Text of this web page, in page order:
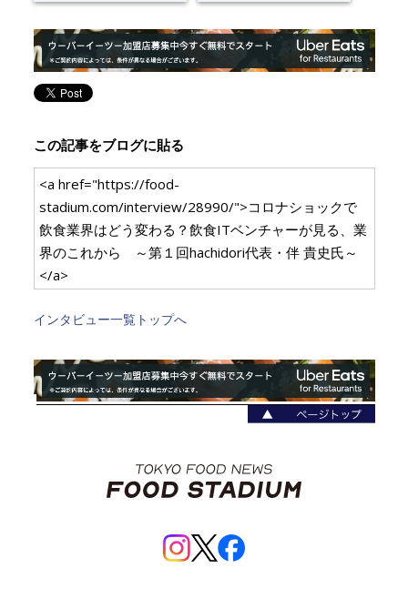
この記事をブログに貼る
<a href="https://food-
stadium.com/interview/28990/">コロナショックで
飲食業界はどう変わる？飲食ITベンチャーが見る、業
界のこれから ～第１回hachidori代表・伴 貴史氏～
</a>
インタビュー一覧トップへ